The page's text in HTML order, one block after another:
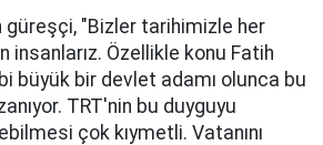
güreşçi, "Bizler tarihimizle her
insanlarız. Özellikle konu Fatih
büyük bir devlet adamı olunca bu
TRT'nin bu duyguyu
çok kıymetli. Vatanını